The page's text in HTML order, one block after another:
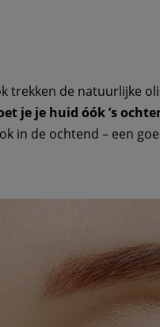
trekken de natuurlijke
je je huid óók ’s
in de ochtend – een